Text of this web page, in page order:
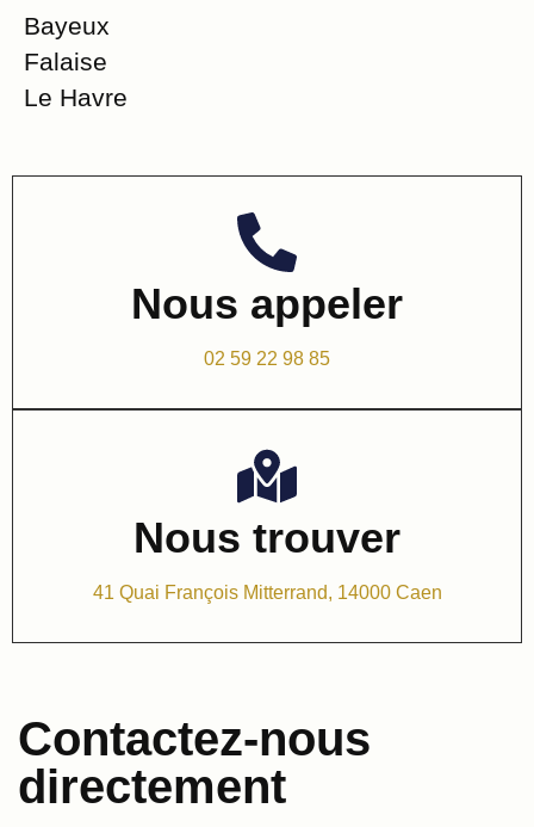
Bayeux
Falaise
Le Havre
Nous appeler
02 59 22 98 85
Nous trouver
41 Quai François Mitterrand, 14000 Caen
Contactez-nous
directement